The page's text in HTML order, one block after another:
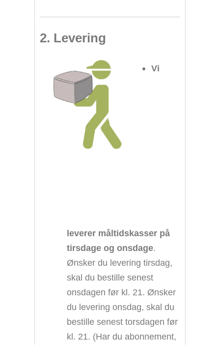
2. Levering
Vi
leverer måltidskasser på
tirsdage og onsdage.
Ønsker du levering tirsdag,
skal du bestille senest
onsdagen før kl. 21. Ønsker
du levering onsdag, skal du
bestille senest torsdagen før
kl. 21. (Har du abonnement,